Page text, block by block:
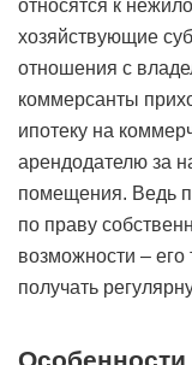
относятся к
хозяйствующие
отношения с
коммерсанты
ипотеку на
арендодателю за
помещения. Ведь
по праву
возможности –
получать